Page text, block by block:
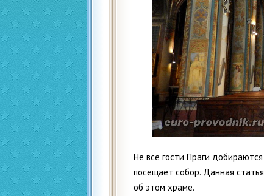
Не все гости Праги
посещает собор. Данная
об этом храме.